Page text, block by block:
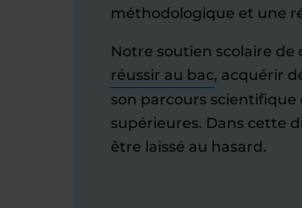
méthodologique et une
Notre soutien scolaire de
réussir au bac, acquérir
son parcours
supérieures. Dans cette
être laissé au hasard.